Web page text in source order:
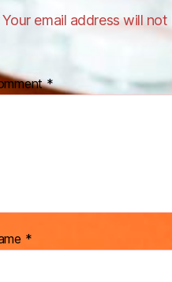
Your email address will not
*
*